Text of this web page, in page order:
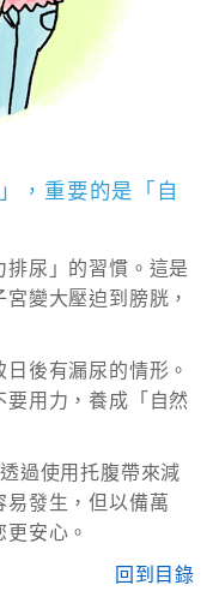
，重要的是「自
尿」的習慣。這是
變大壓迫到膀胱，
後有漏尿的情形。
用力，養成「自然
過使用托腹帶來減
發生，但以備萬
安心。
回到目錄